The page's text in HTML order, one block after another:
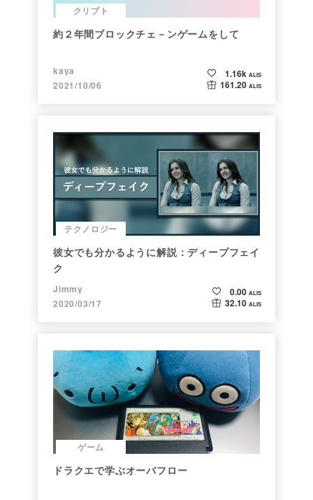
クリプト
約２年間ブロックチェ－ンゲームをして
kaya
2021/10/06
1.16k ALIS
161.20 ALIS
テクノロジー
彼女でも分かるように解説：ディープフェイ
ク
Jimmy
2020/03/17
0.00 ALIS
32.10 ALIS
ゲーム
ドラクエで学ぶオーバフロー